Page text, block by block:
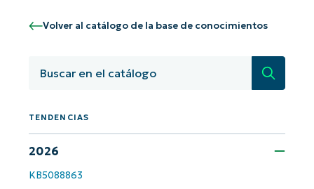
Volver al catálogo de la base de conocimientos
TENDENCIAS
2026
KB5088863